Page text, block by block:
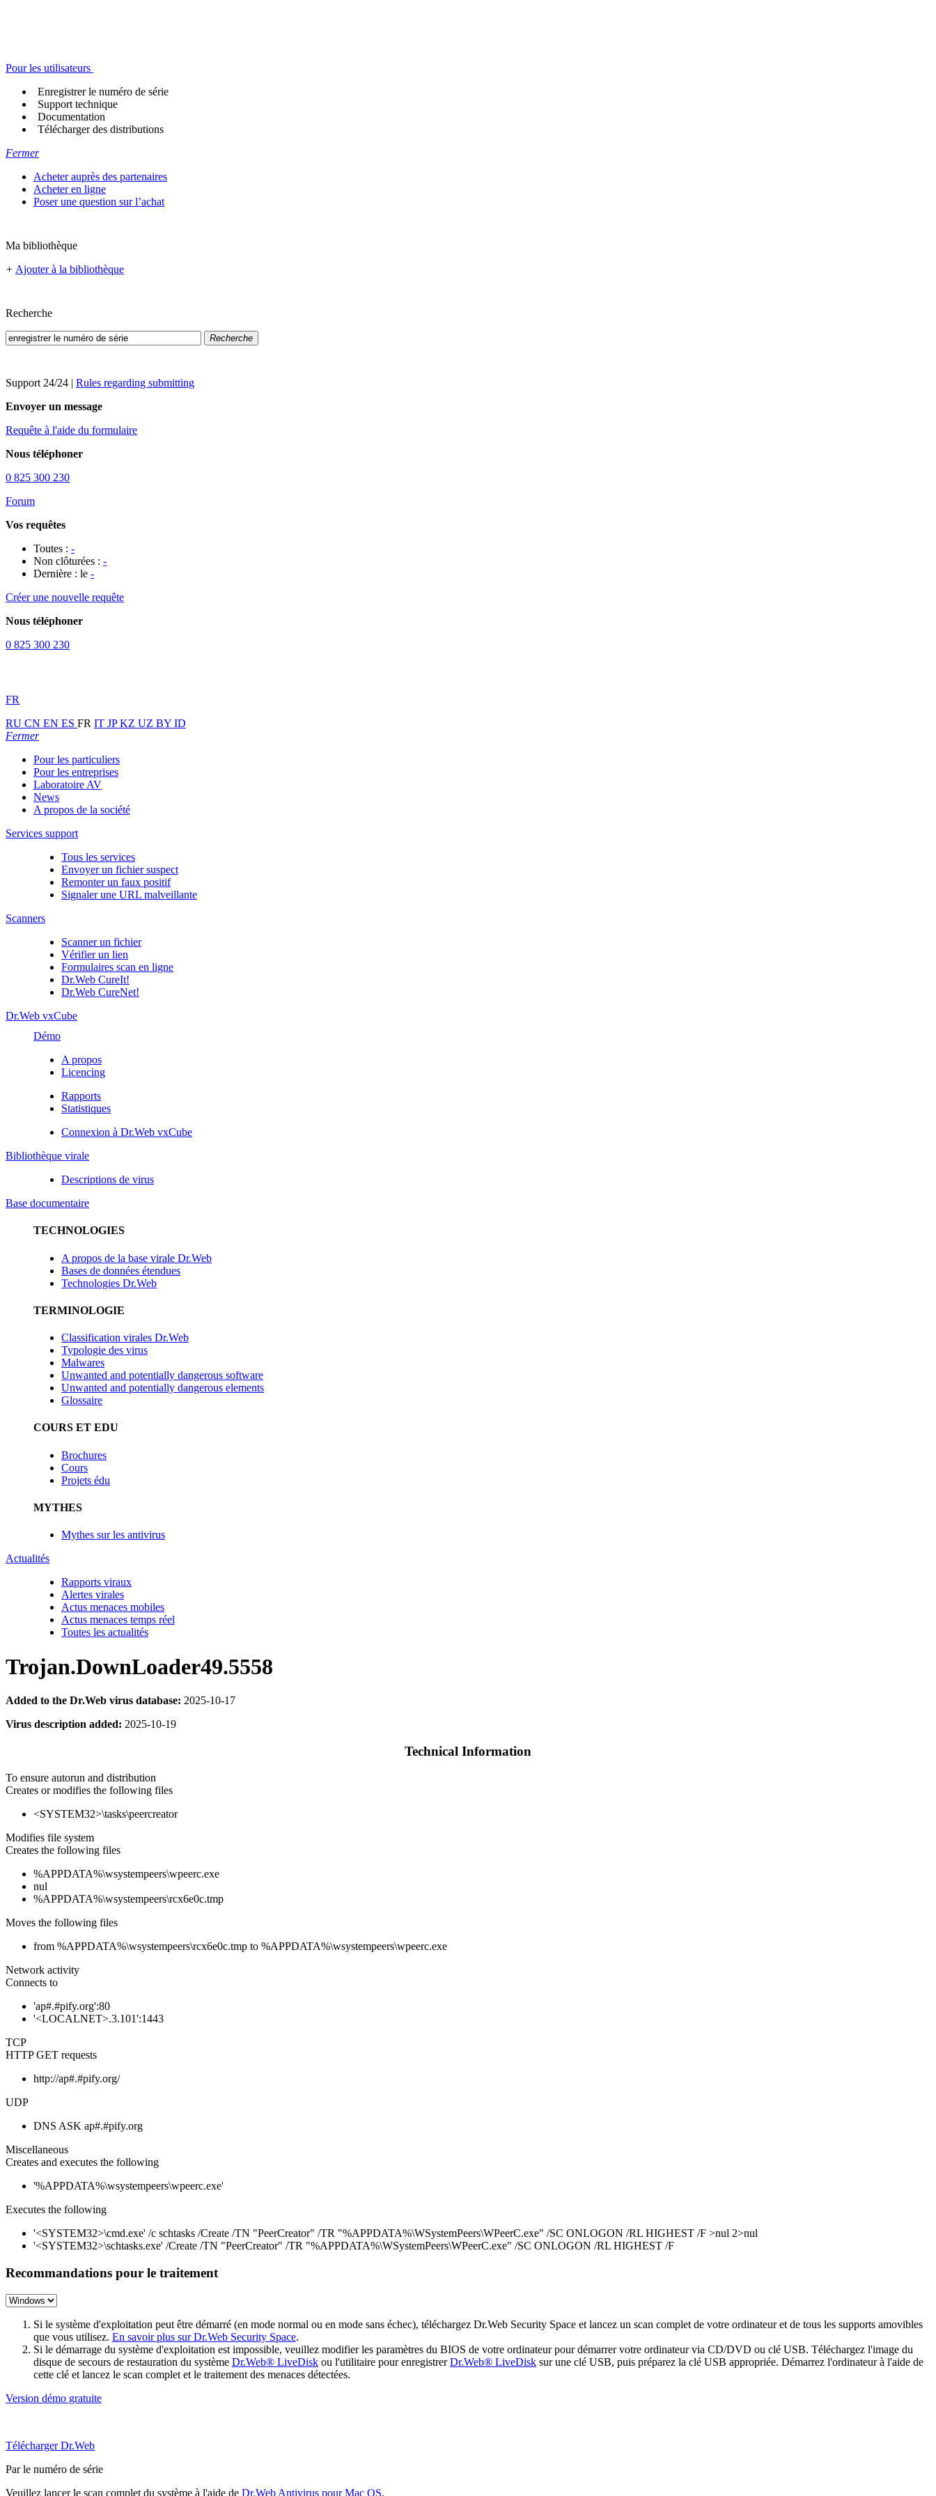
Pour les utilisateurs
Enregistrer le numéro de série
Support technique
Documentation
Télécharger des distributions
Fermer
Acheter auprès des partenaires
Acheter en ligne
Poser une question sur l’achat
Ma bibliothèque
+ Ajouter à la bibliothèque
Recherche
Recherche
Support 24/24 | Rules regarding submitting
Envoyer un message
Requête à l'aide du formulaire
Nous téléphoner
0 825 300 230
Forum
Vos requêtes
Toutes : -
Non clôturées : -
Dernière : le -
Créer une nouvelle requête
Nous téléphoner
0 825 300 230
FR
RU CN EN ES FR IT JPKZ UZ BY ID
Fermer
Pour les particuliers
Pour les entreprises
Laboratoire AV
News
A propos de la société
Services support
Tous les services
Envoyer un fichier suspect
Remonter un faux positif
Signaler une URL malveillante
Scanners
Scanner un fichier
Vérifier un lien
Formulaires scan en ligne
Dr.Web CureIt!
Dr.Web CureNet!
Dr.Web vxCube
Démo
A propos
Licencing
Rapports
Statistiques
Connexion à Dr.Web vxCube
Bibliothèque virale
Descriptions de virus
Base documentaire
TECHNOLOGIES
A propos de la base virale Dr.Web
Bases de données étendues
Technologies Dr.Web
TERMINOLOGIE
Classification virales Dr.Web
Typologie des virus
Malwares
Unwanted and potentially dangerous software
Unwanted and potentially dangerous elements
Glossaire
COURS ET EDU
Brochures
Cours
Projets édu
MYTHES
Mythes sur les antivirus
Actualités
Rapports viraux
Alertes virales
Actus menaces mobiles
Actus menaces temps réel
Toutes les actualités
Trojan.DownLoader49.5558
Added to the Dr.Web virus database: 2025-10-17
Virus description added: 2025-10-19
Technical Information
To ensure autorun and distribution
Creates or modifies the following files
<SYSTEM32>\tasks\peercreator
Modifies file system
Creates the following files
%APPDATA%\wsystempeers\wpeerc.exe
nul
%APPDATA%\wsystempeers\rcx6e0c.tmp
Moves the following files
from %APPDATA%\wsystempeers\rcx6e0c.tmp to %APPDATA%\wsystempeers\wpeerc.exe
Network activity
Connects to
'ap#.#pify.org':80
'<LOCALNET>.3.101':1443
TCP
HTTP GET requests
http://ap#.#pify.org/
UDP
DNS ASK ap#.#pify.org
Miscellaneous
Creates and executes the following
'%APPDATA%\wsystempeers\wpeerc.exe'
Executes the following
'<SYSTEM32>\cmd.exe' /c schtasks /Create /TN "PeerCreator" /TR "%APPDATA%\WSystemPeers\WPeerC.exe" /SC ONLOGON /RL HIGHEST /F >nul 2>nul
'<SYSTEM32>\schtasks.exe' /Create /TN "PeerCreator" /TR "%APPDATA%\WSystemPeers\WPeerC.exe" /SC ONLOGON /RL HIGHEST /F
Recommandations pour le traitement
Si le système d'exploitation peut être démarré (en mode normal ou en mode sans échec), téléchargez Dr.Web Security Space et lancez un scan complet de votre ordinateur et de tous les supports amovibles
que vous utilisez. En savoir plus sur Dr.Web Security Space.
Si le démarrage du système d'exploitation est impossible, veuillez modifier les paramètres du BIOS de votre ordinateur pour démarrer votre ordinateur via CD/DVD ou clé USB. Téléchargez l'image du
disque de secours de restauration du système Dr.Web® LiveDisk ou l'utilitaire pour enregistrerDr.Web® LiveDisk sur une clé USB, puis préparez la clé USB appropriée. Démarrez l'ordinateur à l'aide de
cette clé et lancez le scan complet et le traitement des menaces détectées.
Version démo gratuite
Télécharger Dr.Web
Par le numéro de série
Veuillez lancer le scan complet du système à l'aide de Dr.Web Antivirus pour Mac OS.